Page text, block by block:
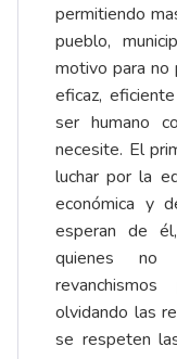
permitiendo
pueblo,
motivo para no
eficaz,
ser humano
necesite. El
luchar por la
económica y
esperan de
quienes no
olvidando las
se respeten